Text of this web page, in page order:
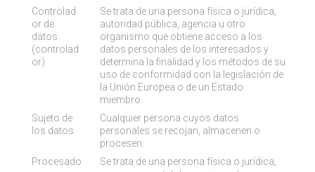
Controlad
or de
datos
(controlad
or)
Se trata de una persona física o jurídica,
autoridad pública, agencia u otro
organismo que obtiene acceso a los
datos personales de los interesados y
determina la finalidad y los métodos de su
uso de conformidad con la legislación de
la Unión Europea o de un Estado
miembro.
Sujeto de
los datos
Cualquier persona cuyos datos
personales se recojan, almacenen o
procesen.
Procesado
Se trata de una persona física o jurídica,